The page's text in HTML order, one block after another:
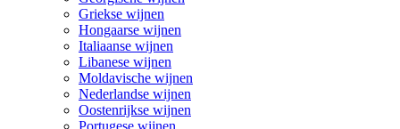
Griekse wijnen
Hongaarse wijnen
Italiaanse wijnen
Libanese wijnen
Moldavische wijnen
Nederlandse wijnen
Oostenrijkse wijnen
Portugese wijnen